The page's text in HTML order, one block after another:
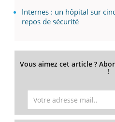
Internes : un hôpital sur
repos de sécurité
Vous aimez cet article ?
!